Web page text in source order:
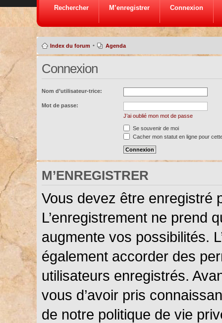
Rechercher M’enregistrer Connexion
Index du forum • Agenda
Connexion
Nom d’utilisateur-trice:
Mot de passe:
J’ai oublié mon mot de passe
Se souvenir de moi
Cacher mon statut en ligne pour
M’ENREGISTRER
Vous devez être enregistré
L’enregistrement ne prend
augmente vos possibilités.
également accorder des
utilisateurs enregistrés.
vous d’avoir pris
de notre politique de vie